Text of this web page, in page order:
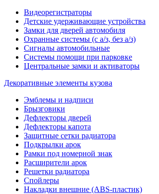
Видеорегистраторы
Детские удерживающие устройства
Замки для дверей автомобиля
Охранные системы (с а/з, без а/з)
Сигналы автомобильные
Системы помощи при парковке
Центральные замки и активаторы
Декоративные элементы кузова
Эмблемы и надписи
Брызговики
Дефлекторы дверей
Дефлекторы капота
Защитные сетки радиатора
Подкрылки арок
Рамки под номерной знак
Расширители арок
Решетки радиатора
Спойлеры
Накладки внешние (ABS-пластик)